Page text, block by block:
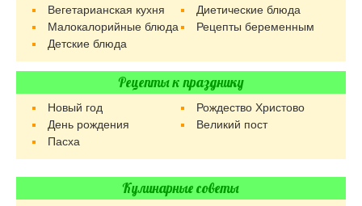
Вегетарианская кухня
Диетические блюда
Малокалорийные блюда
Рецепты беременным
Детские блюда
Рецепты к празднику
Новый год
Рождество Христово
День рождения
Великий пост
Пасха
Кулинарные советы